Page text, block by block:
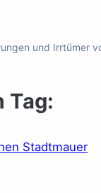
und Irrtümer
Tag: